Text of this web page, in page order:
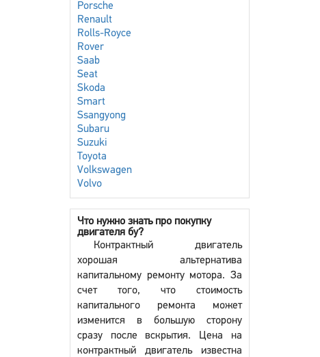
Porsche
Renault
Rolls-Royce
Rover
Saab
Seat
Skoda
Smart
Ssangyong
Subaru
Suzuki
Toyota
Volkswagen
Volvo
Что нужно знать про покупку
двигателя бу?
Контрактный двигатель
хорошая альтернатива
капитальному ремонту мотора. За
счет того, что стоимость
капитального ремонта может
изменится в большую сторону
сразу после вскрытия. Цена на
контрактный двигатель известна